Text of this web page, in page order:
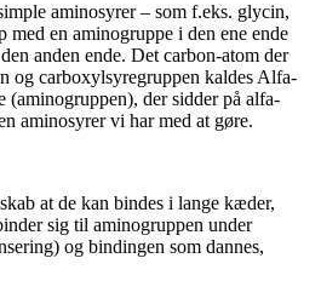
aminosyrer – som f.eks. glycin,
med en aminogruppe i den ene ende
anden ende. Det carbon-atom der
og carboxylsyregruppen kaldes Alfa-
(aminogruppen), der sidder på alfa-
aminosyrer vi har med at gøre.
at de kan bindes i lange kæder,
sig til aminogruppen under
og bindingen som dannes,